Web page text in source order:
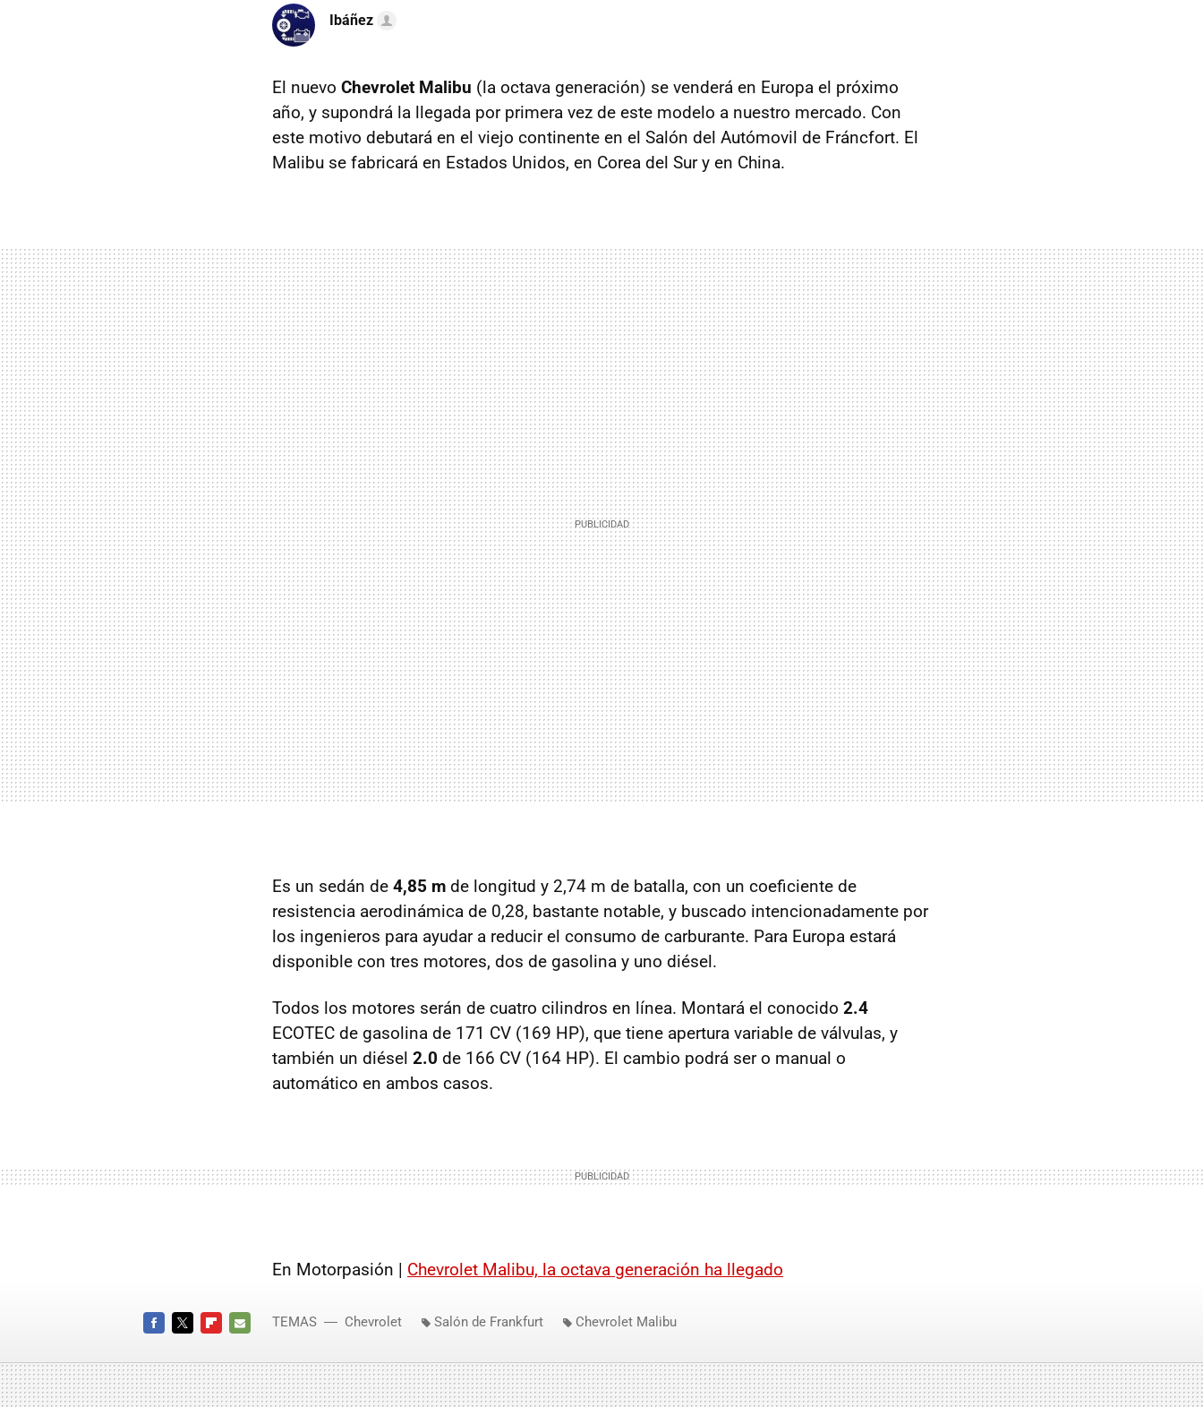
Ibáñez
El nuevo Chevrolet Malibu (la octava generación) se venderá en Europa el próximo
año, y supondrá la llegada por primera vez de este modelo a nuestro mercado. Con
este motivo debutará en el viejo continente en el Salón del Autómovil de Fráncfort. El
Malibu se fabricará en Estados Unidos, en Corea del Sur y en China.
Es un sedán de 4,85 m de longitud y 2,74 m de batalla, con un coeficiente de
resistencia aerodinámica de 0,28, bastante notable, y buscado intencionadamente por
los ingenieros para ayudar a reducir el consumo de carburante. Para Europa estará
disponible con tres motores, dos de gasolina y uno diésel.
Todos los motores serán de cuatro cilindros en línea. Montará el conocido 2.4
ECOTEC de gasolina de 171 CV (169 HP), que tiene apertura variable de válvulas, y
también un diésel 2.0 de 166 CV (164 HP). El cambio podrá ser o manual o
automático en ambos casos.
En Motorpasión | Chevrolet Malibu, la octava generación ha llegado
MAIL
TEMAS Chevrolet Salón de Frankfurt Chevrolet Malibu